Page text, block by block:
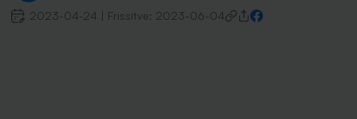
2023-04-24 Frissítve: 2023-06-04